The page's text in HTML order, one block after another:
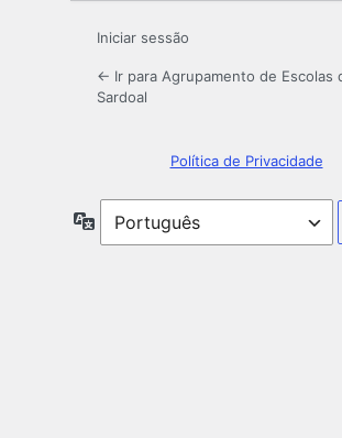
Iniciar sessão
← Ir para Agrupamento de Escolas
Sardoal
Política de Privacidade
Idioma